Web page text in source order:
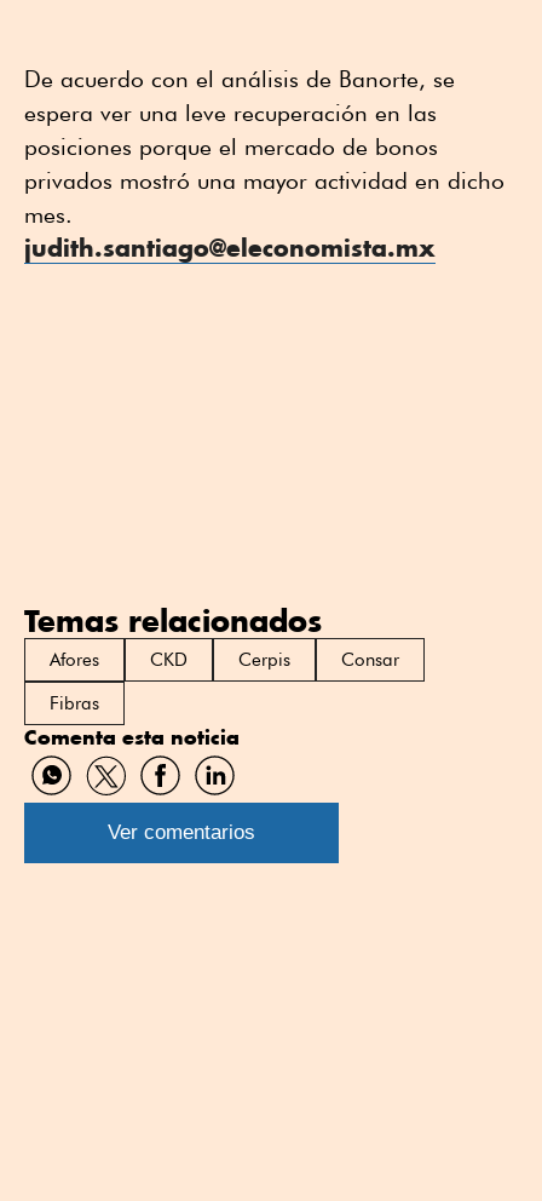
De acuerdo con el análisis de Banorte, se
espera ver una leve recuperación en las
posiciones porque el mercado de bonos
privados mostró una mayor actividad en dicho
mes.
judith.santiago@eleconomista.mx
Temas relacionados
Afores CKD Cerpis
Consar
Fibras
Comenta esta noticia
Compartir
por
WhatsApp
Compartir
por
Twitter
Compartir
por
Facebook
Compartir
por
Linkedin
Ver comentarios